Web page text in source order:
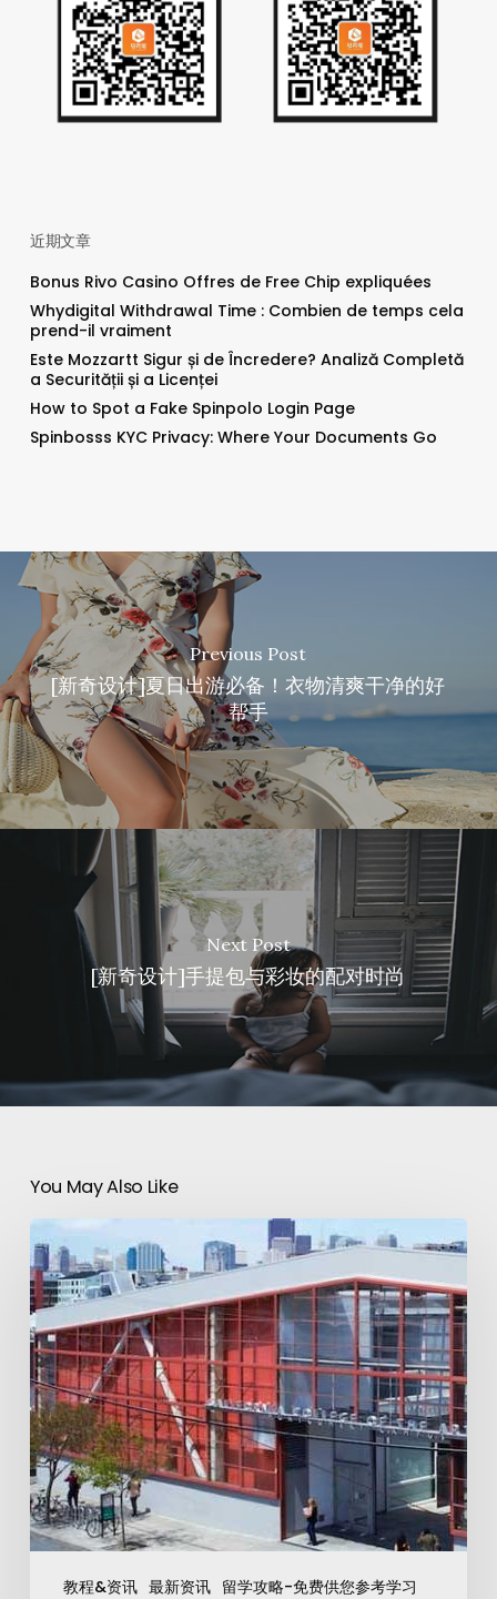
近期文章
Bonus Rivo Casino Offres de Free Chip expliquées
Whydigital Withdrawal Time : Combien de temps cela
prend-il vraiment
Este Mozzartt Sigur și de Încredere? Analiză Completă
a Securității și a Licenței
How to Spot a Fake Spinpolo Login Page
Spinbosss KYC Privacy: Where Your Documents Go
Previous Post
[新奇设计]夏日出游必备！衣物清爽干净的好
帮手
Next Post
[新奇设计]手提包与彩妆的配对时尚
You May Also Like
教程&资讯 最新资讯 留学攻略-免费供您参考学习